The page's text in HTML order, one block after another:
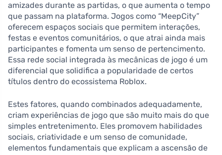
amizades durante as partidas, o que aumenta o tempo
que passam na plataforma. Jogos como “MeepCity”
oferecem espaços sociais que permitem interações,
festas e eventos comunitários, o que atrai ainda mais
participantes e fomenta um senso de pertencimento.
Essa rede social integrada às mecânicas de jogo é um
diferencial que solidifica a popularidade de certos
títulos dentro do ecossistema Roblox.
Estes fatores, quando combinados adequadamente,
criam experiências de jogo que são muito mais do que
simples entretenimento. Eles promovem habilidades
sociais, criatividade e um senso de comunidade,
elementos fundamentais que explicam a ascensão de